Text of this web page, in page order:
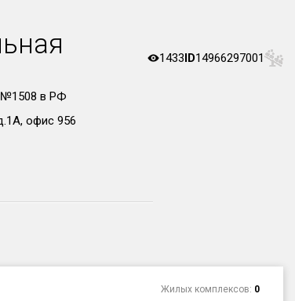
1433ID14966297001
№1508 в РФ
офис 956
Жилых комплексов: 0